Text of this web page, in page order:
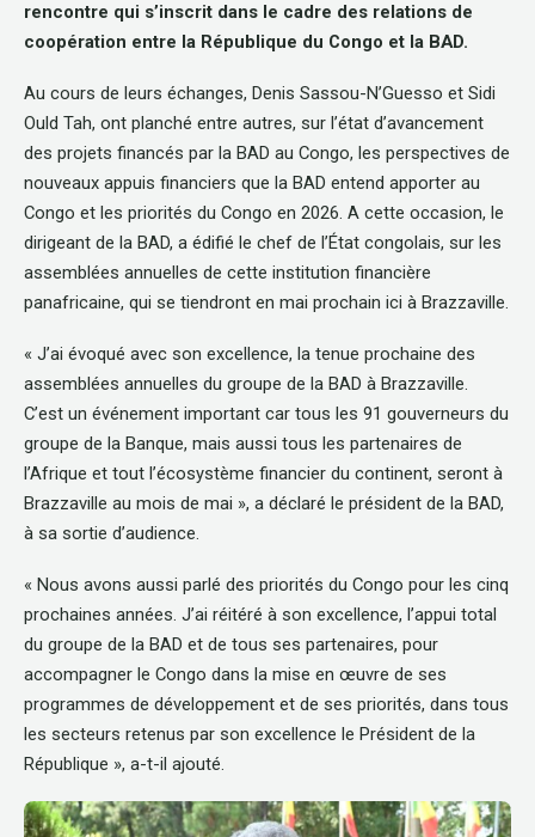
rencontre qui s’inscrit dans le cadre des relations de
coopération entre la République du Congo et la BAD.
Au cours de leurs échanges, Denis Sassou-N’Guesso et Sidi
Ould Tah, ont planché entre autres, sur l’état d’avancement
des projets financés par la BAD au Congo, les perspectives de
nouveaux appuis financiers que la BAD entend apporter au
Congo et les priorités du Congo en 2026. A cette occasion, le
dirigeant de la BAD, a édifié le chef de l’État congolais, sur les
assemblées annuelles de cette institution financière
panafricaine, qui se tiendront en mai prochain ici à Brazzaville.
« J’ai évoqué avec son excellence, la tenue prochaine des
assemblées annuelles du groupe de la BAD à Brazzaville.
C’est un événement important car tous les 91 gouverneurs du
groupe de la Banque, mais aussi tous les partenaires de
l’Afrique et tout l’écosystème financier du continent, seront à
Brazzaville au mois de mai », a déclaré le président de la BAD,
à sa sortie d’audience.
« Nous avons aussi parlé des priorités du Congo pour les cinq
prochaines années. J’ai réitéré à son excellence, l’appui total
du groupe de la BAD et de tous ses partenaires, pour
accompagner le Congo dans la mise en œuvre de ses
programmes de développement et de ses priorités, dans tous
les secteurs retenus par son excellence le Président de la
République », a-t-il ajouté.